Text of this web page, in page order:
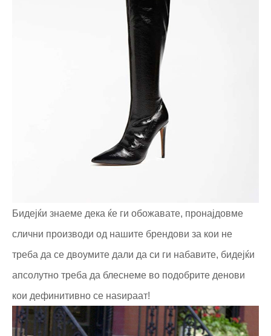
Бидејќи знаеме дека ќе ги обожавате, пронајдовме
слични производи од нашите брендови за кои не
треба да се двоумите дали да си ги набавите, бидејќи
апсолутно треба да блеснеме во подобрите денови
кои дефинитивно се наѕираат!